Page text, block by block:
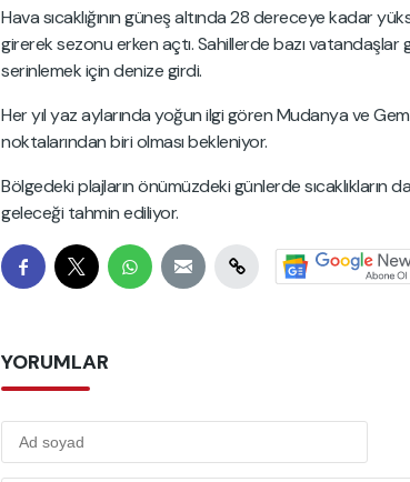
Hava sıcaklığının güneş altında 28 dereceye kadar
girerek sezonu erken açtı. Sahillerde bazı vatandaşlar
serinlemek için denize girdi.
Her yıl yaz aylarında yoğun ilgi gören Mudanya ve
noktalarından biri olması bekleniyor.
Bölgedeki plajların önümüzdeki günlerde
geleceği tahmin ediliyor.
YORUMLAR